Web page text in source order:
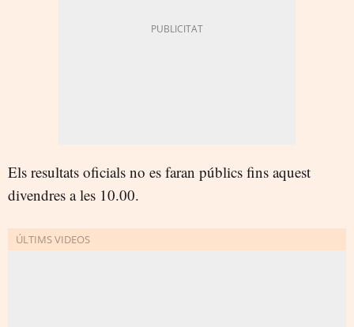
Els resultats oficials no es faran públics fins aquest
divendres a les 10.00.